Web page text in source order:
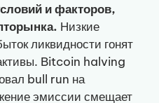
и факторов,
Низкие
ликвидности гонят
Bitcoin halving
bull run на
эмиссии смещает